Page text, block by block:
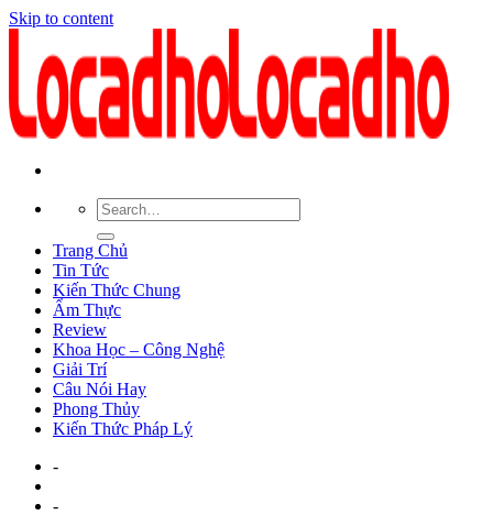
Skip to content
Trang Chủ
Tin Tức
Kiến Thức Chung
Ẩm Thực
Review
Khoa Học – Công Nghệ
Giải Trí
Câu Nói Hay
Phong Thủy
Kiến Thức Pháp Lý
-
-